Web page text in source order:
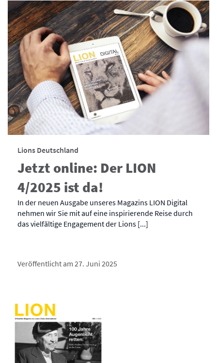
Lions Deutschland
Jetzt online: Der LION
4/2025 ist da!
In der neuen Ausgabe unseres Magazins LION Digital
nehmen wir Sie mit auf eine inspirierende Reise durch
das vielfältige Engagement der Lions [...]
Veröffentlicht am 27. Juni 2025